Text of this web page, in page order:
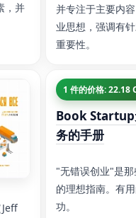
，并
并专注于主要内
业思想，强调有
重要性。
1 件的价格: 22.18
Book Startup
务的手册
"无错误创业"是
的理想指南。有
功。